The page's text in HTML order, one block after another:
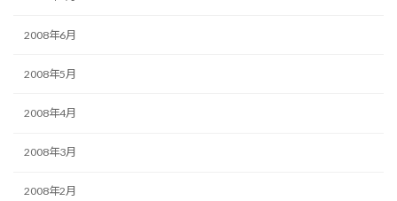
2008年6月
2008年5月
2008年4月
2008年3月
2008年2月